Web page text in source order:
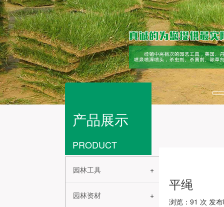
产品展示
PRODUCT
园林工具
园林资材
平绳
浏览： 91 次 发